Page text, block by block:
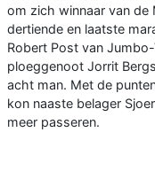
om zich winnaar van de
dertiende en laatste
Robert Post van
ploeggenoot Jorrit
acht man. Met de
kon naaste belager
meer passeren.